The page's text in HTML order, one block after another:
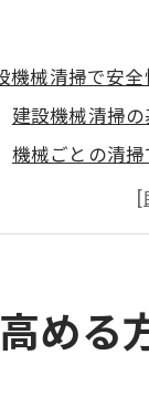
機械清掃で安
建設機械清掃
機械ごとの清
清掃作業時に
建設機械の点
安全教育が建
的な建設機械清
める